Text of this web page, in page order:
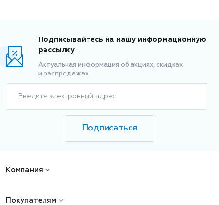
Подписывайтесь на нашу информационную
рассылку
Актуальная информация об акциях, скидках
и распродажах.
Введите электронный адрес
Подписаться
Компания
Покупателям